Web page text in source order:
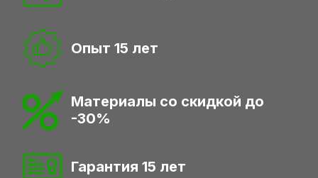
Гарантия 15 лет
Материалы со скидкой до
-30%
Опыт 15 лет